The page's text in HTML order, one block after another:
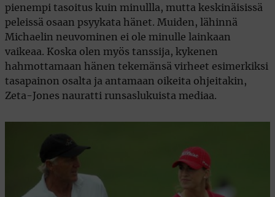
pienempi tasoitus kuin minullla, mutta keskinäisissä
peleissä osaan psyykata hänet. Muiden, lähinnä
Michaelin neuvominen ei ole minulle lainkaan
vaikeaa. Koska olen myös tanssija, kykenen
hahmottamaan hänen tekemänsä virheet esimerkiksi
tasapainon osalta ja antamaan oikeita ohjeitakin,
Zeta-Jones nauratti runsaslukuista mediaa.